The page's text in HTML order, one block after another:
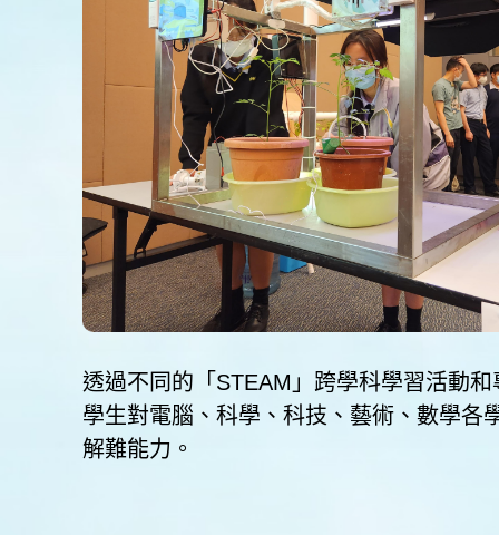
透過不同的「STEAM」跨學科學習活動
學生對電腦、科學、科技、藝術、數學各
解難能力。